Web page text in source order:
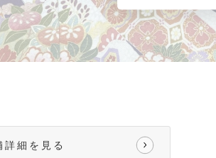
細を見る